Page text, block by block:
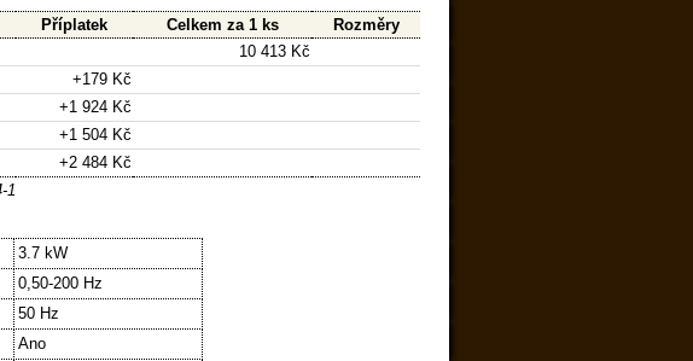
Příplatek Celkem za 1 ks
Rozměry
10 413 Kč
+179 Kč
+1 924 Kč
+1 504 Kč
+2 484 Kč
1
3.7 kW
0,50-200 Hz
50 Hz
Ano